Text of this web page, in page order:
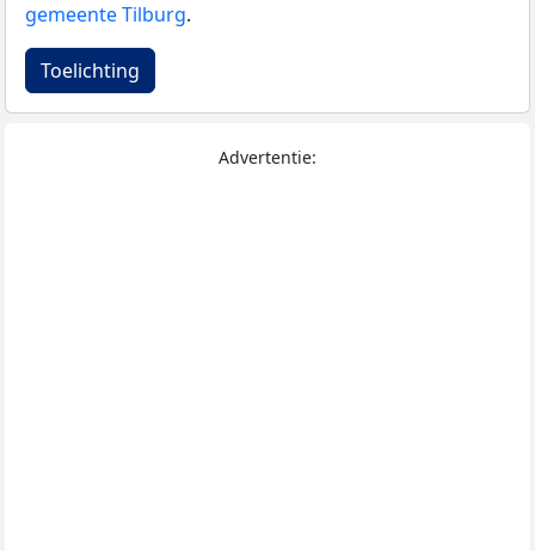
gemeente Tilburg.
Toelichting
Advertentie: